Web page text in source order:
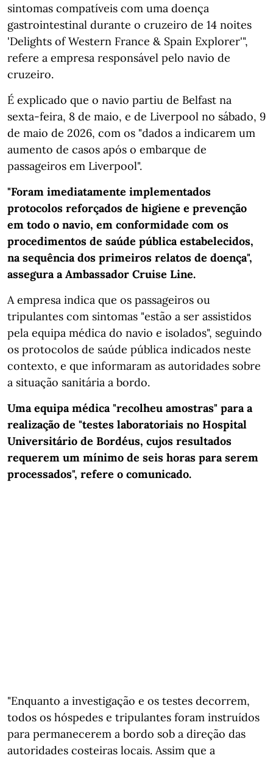
sintomas compatíveis com uma doença
gastrointestinal durante o cruzeiro de 14 noites
'Delights of Western France & Spain Explorer'",
refere a empresa responsável pelo navio de
cruzeiro.
É explicado que o navio partiu de Belfast na
sexta-feira, 8 de maio, e de Liverpool no sábado, 9
de maio de 2026, com os "dados a indicarem um
aumento de casos após o embarque de
passageiros em Liverpool".
"Foram imediatamente implementados
protocolos reforçados de higiene e prevenção
em todo o navio, em conformidade com os
procedimentos de saúde pública estabelecidos,
na sequência dos primeiros relatos de doença",
assegura a Ambassador Cruise Line.
A empresa indica que os passageiros ou
tripulantes com sintomas "estão a ser assistidos
pela equipa médica do navio e isolados", seguindo
os protocolos de saúde pública indicados neste
contexto, e que informaram as autoridades sobre
a situação sanitária a bordo.
Uma equipa médica "recolheu amostras" para a
realização de "testes laboratoriais no Hospital
Universitário de Bordéus, cujos resultados
requerem um mínimo de seis horas para serem
processados", refere o comunicado.
"Enquanto a investigação e os testes decorrem,
todos os hóspedes e tripulantes foram instruídos
para permanecerem a bordo sob a direção das
autoridades costeiras locais. Assim que a